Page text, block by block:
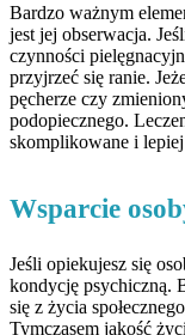
Bardzo ważnym
jest jej obserwacja.
czynności
przyjrzeć się ranie.
pęcherze czy
podopiecznego.
skomplikowane i
Wsparcie
Jeśli opiekujesz się
kondycję psychiczną.
się z życia
Tymczasem jakość